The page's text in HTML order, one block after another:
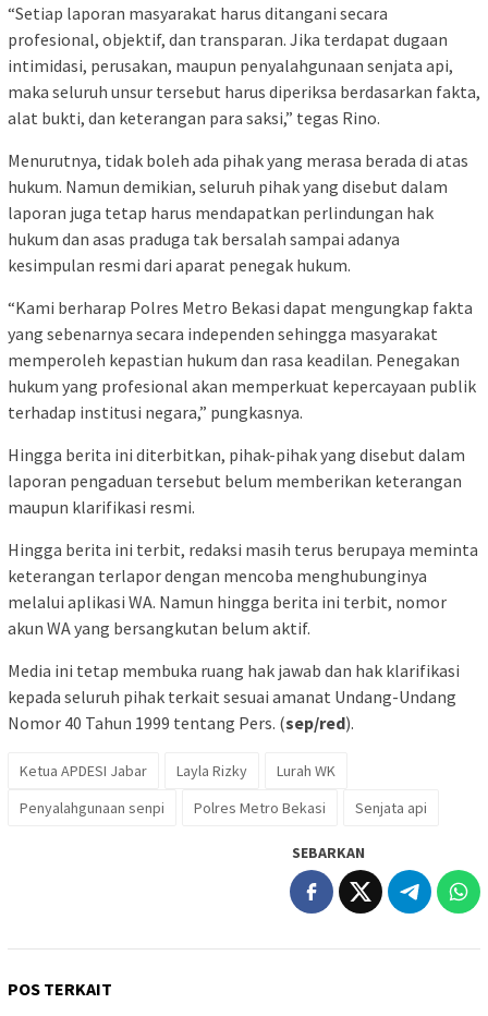
“Setiap laporan masyarakat harus ditangani secara
profesional, objektif, dan transparan. Jika terdapat dugaan
intimidasi, perusakan, maupun penyalahgunaan senjata api,
maka seluruh unsur tersebut harus diperiksa berdasarkan fakta,
alat bukti, dan keterangan para saksi,” tegas Rino.
Menurutnya, tidak boleh ada pihak yang merasa berada di atas
hukum. Namun demikian, seluruh pihak yang disebut dalam
laporan juga tetap harus mendapatkan perlindungan hak
hukum dan asas praduga tak bersalah sampai adanya
kesimpulan resmi dari aparat penegak hukum.
“Kami berharap Polres Metro Bekasi dapat mengungkap fakta
yang sebenarnya secara independen sehingga masyarakat
memperoleh kepastian hukum dan rasa keadilan. Penegakan
hukum yang profesional akan memperkuat kepercayaan publik
terhadap institusi negara,” pungkasnya.
Hingga berita ini diterbitkan, pihak-pihak yang disebut dalam
laporan pengaduan tersebut belum memberikan keterangan
maupun klarifikasi resmi.
Hingga berita ini terbit, redaksi masih terus berupaya meminta
keterangan terlapor dengan mencoba menghubunginya
melalui aplikasi WA. Namun hingga berita ini terbit, nomor
akun WA yang bersangkutan belum aktif.
Media ini tetap membuka ruang hak jawab dan hak klarifikasi
kepada seluruh pihak terkait sesuai amanat Undang-Undang
Nomor 40 Tahun 1999 tentang Pers. (sep/red).
Ketua APDESI Jabar Layla Rizky
Lurah WK
Penyalahgunaan senpi
Polres Metro Bekasi Senjata api
SEBARKAN
POS TERKAIT